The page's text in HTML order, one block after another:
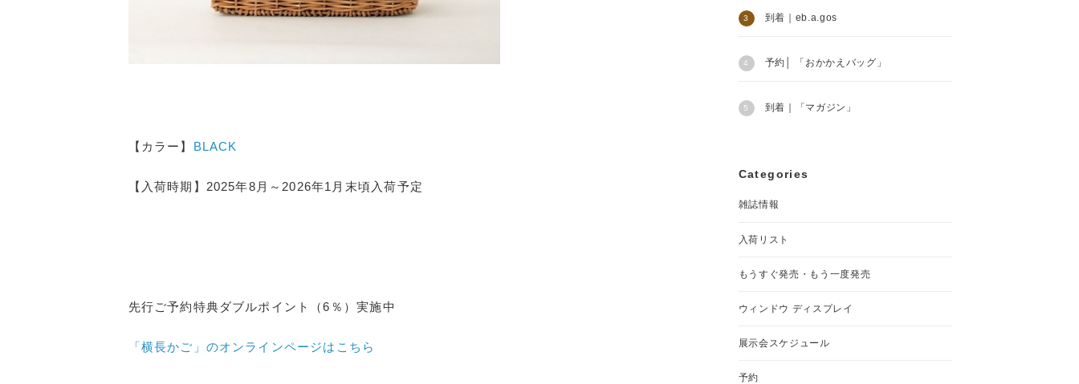
【カラー】 BLACK
【入荷時期】2025年8月～2026年1月末頃入荷予定
先行ご予約特典ダブルポイント（6％）実施中
「横長かご」のオンラインページはこちら
到着｜eb.a.gos
予約│ 「おかかえバッグ」
到着｜「マガジン」
Categories
雑誌情報
入荷リスト
もうすぐ発売・もう一度発売
ウィンドウ ディスプレイ
展示会スケジュール
予約